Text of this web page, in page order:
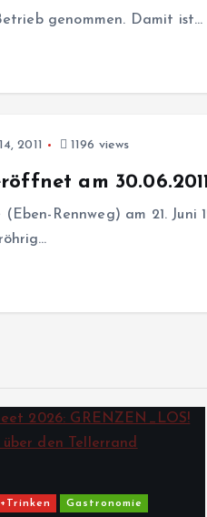
genommen. Damit ist…
2011 1196 views
am
Rennweg) am 21.
Gastronomie